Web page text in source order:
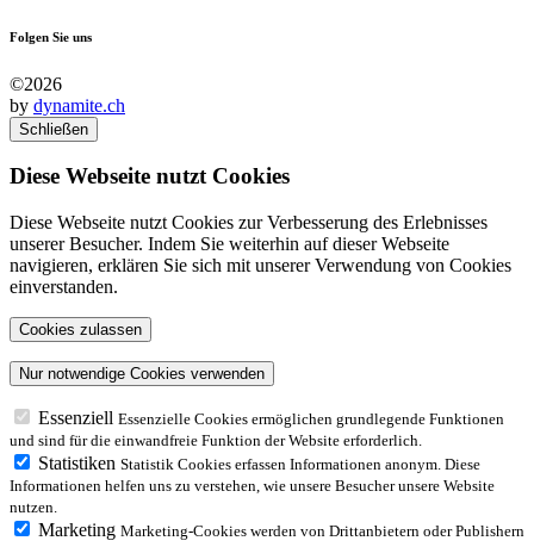
Folgen Sie uns
©2026
by dynamite.ch
Schließen
Diese Webseite nutzt Cookies
Diese Webseite nutzt Cookies zur Verbesserung des Erlebnisses
unserer Besucher. Indem Sie weiterhin auf dieser Webseite
navigieren, erklären Sie sich mit unserer Verwendung von Cookies
einverstanden.
Essenziell Essenzielle Cookies ermöglichen grundlegende Funktionen
und sind für die einwandfreie Funktion der Website erforderlich.
Statistiken Statistik Cookies erfassen Informationen anonym. Diese
Informationen helfen uns zu verstehen, wie unsere Besucher unsere Website
nutzen.
Marketing Marketing-Cookies werden von Drittanbietern oder Publishern